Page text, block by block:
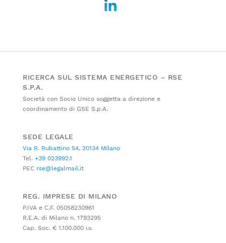
RICERCA SUL SISTEMA ENERGETICO – RSE
S.P.A.
Società con Socio Unico soggetta a direzione e
coordinamento di GSE S.p.A.
SEDE LEGALE
Via R. Rubattino 54, 20134 Milano
Tel. +39 023992.1
PEC rse@legalmail.it
REG. IMPRESE DI MILANO
P.IVA e C.F. 05058230961
R.E.A. di Milano n. 1793295
Cap. Soc. € 1.100.000 i.v.